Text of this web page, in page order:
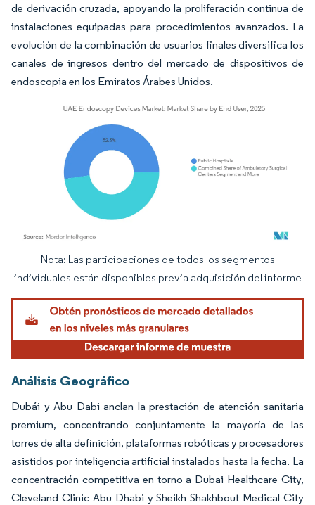
de derivación cruzada, apoyando la proliferación continua de
instalaciones equipadas para procedimientos avanzados. La
evolución de la combinación de usuarios finales diversifica los
canales de ingresos dentro del mercado de dispositivos de
endoscopia en los Emiratos Árabes Unidos.
Imagen © Mordor Intelligence. El uso requiere atribución según CC BY 4.0.
Nota: Las participaciones de todos los segmentos
individuales están disponibles previa adquisición del informe
Análisis Geográfico
Dubái y Abu Dabi anclan la prestación de atención sanitaria
premium, concentrando conjuntamente la mayoría de las
torres de alta definición, plataformas robóticas y procesadores
asistidos por inteligencia artificial instalados hasta la fecha. La
concentración competitiva en torno a Dubai Healthcare City,
Cleveland Clinic Abu Dhabi y Sheikh Shakhbout Medical City